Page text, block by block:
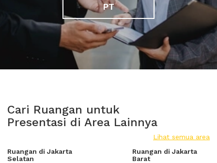
PT
Cari Ruangan untuk
Presentasi di Area Lainnya
Lihat semua area
Ruangan di Jakarta
Selatan
Ruangan di Jakarta
Barat